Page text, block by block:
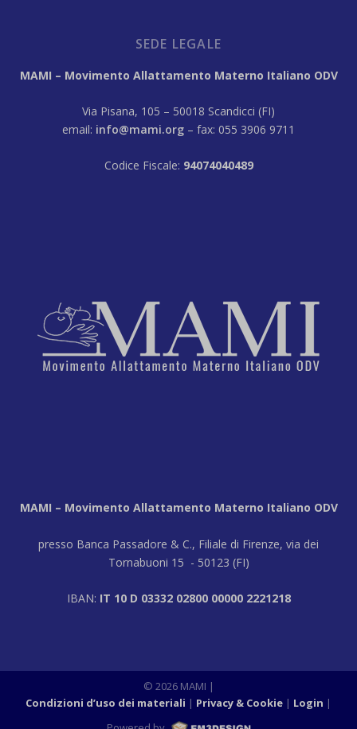
SEDE LEGALE
MAMI – Movimento Allattamento Materno Italiano ODV
Via Pisana, 105 – 50018 Scandicci (FI)
email: info@mami.org – fax: 055 3906 9711
Codice Fiscale: 94074040489
MAMI – Movimento Allattamento Materno Italiano ODV
presso Banca Passadore & C., Filiale di Firenze, via dei
Tornabuoni 15 - 50123 (FI)
IBAN: IT 10 D 03332 02800 00000 2221218
© 2026 MAMI |
Condizioni d’uso dei materiali
Privacy & Cookie Login |